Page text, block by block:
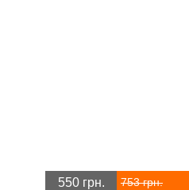
550 грн. 753 грн.